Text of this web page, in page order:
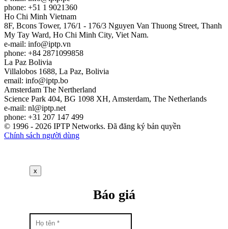
phone: +51 1 9021360
Ho Chi Minh Vietnam
8F, Bcons Tower, 176/1 - 176/3 Nguyen Van Thuong Street, Thanh
My Tay Ward, Ho Chi Minh City, Viet Nam.
e-mail: info
iptp.vn
phone: +84 2871099858
La Paz Bolivia
Villalobos 1688, La Paz, Bolivia
email: info
iptp.bo
Amsterdam The Nertherland
Science Park 404, BG 1098 XH, Amsterdam, The Netherlands
e-mail: nl
iptp.net
phone: +31 207 147 499
© 1996 - 2026 IPTP Networks. Đã đăng ký bản quyền
Chính sách người dùng
x
Báo giá